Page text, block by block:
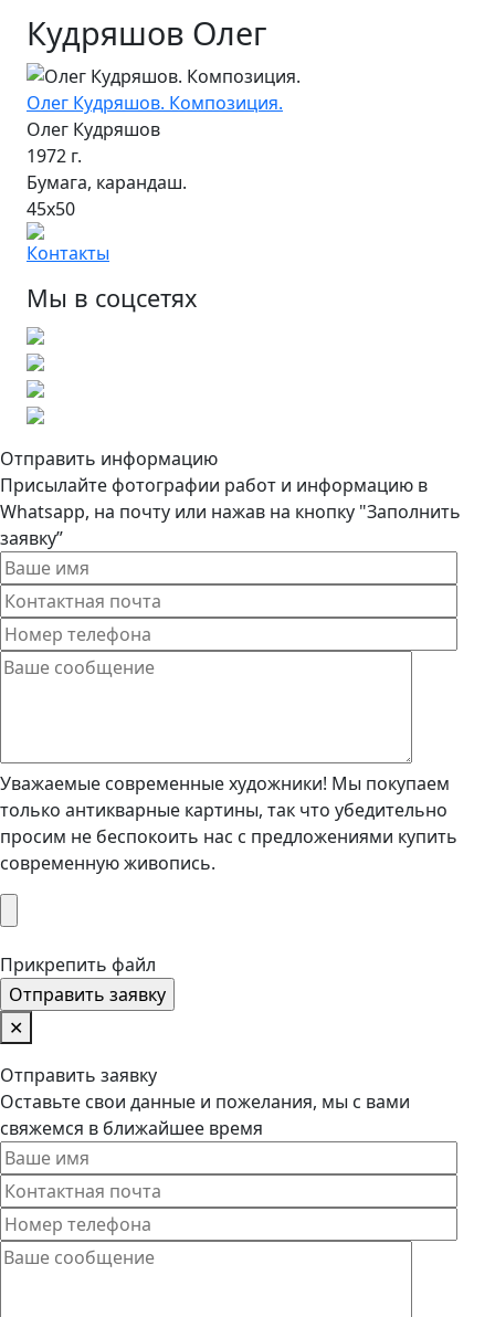
Кудряшов Олег
Олег Кудряшов. Композиция.
Олег Кудряшов
1972 г.
Бумага, карандаш.
45х50
Контакты
Мы в соцсетях
Отправить информацию
Присылайте фотографии работ и информацию в
Whatsapp, на почту или нажав на кнопку "Заполнить
заявку”
Уважаемые современные художники! Мы покупаем
только антикварные картины, так что убедительно
просим не беспокоить нас с предложениями купить
современную живопись.
Прикрепить файл
✕
Отправить заявку
Оставьте свои данные и пожелания, мы с вами
свяжемся в ближайшее время